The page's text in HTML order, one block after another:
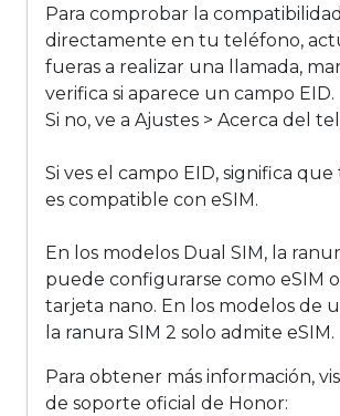
Para comprobar la compatibilidad
directamente en tu teléfono,
fueras a realizar una llamada,
verifica si aparece un campo EID.
Si no, ve a Ajustes > Acerca del
Si ves el campo EID, significa
es compatible con eSIM.
En los modelos Dual SIM, la
puede configurarse como eSIM
tarjeta nano. En los modelos de
la ranura SIM 2 solo admite eSIM.
Para obtener más información,
de soporte oficial de Honor: